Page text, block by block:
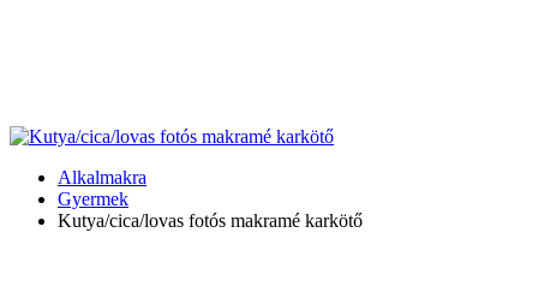
Alkalmakra
Gyermek
Kutya/cica/lovas fotós makramé karkötő